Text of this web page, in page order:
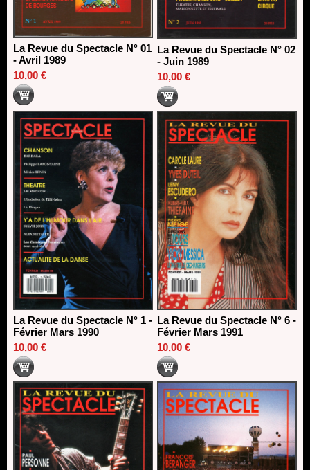
La Revue du Spectacle N° 01
- Avril 1989
10,00 €
La Revue du Spectacle N° 02
- Juin 1989
10,00 €
La Revue du Spectacle N° 1 -
Février Mars 1990
10,00 €
La Revue du Spectacle N° 6 -
Février Mars 1991
10,00 €